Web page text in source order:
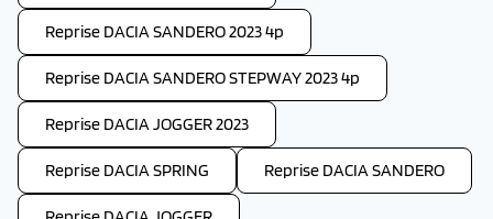
Reprise DACIA SANDERO 2023 4p
Reprise DACIA SANDERO STEPWAY 2023 4p
Reprise DACIA JOGGER 2023
Reprise DACIA SPRING Reprise DACIA SANDERO